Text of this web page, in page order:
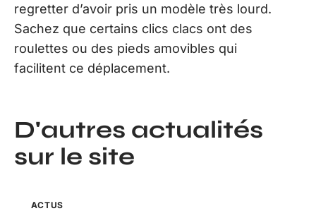
regretter d’avoir pris un modèle très lourd.
Sachez que certains clics clacs ont des
roulettes ou des pieds amovibles qui
facilitent ce déplacement.
D'autres actualités
sur le site
ACTUS